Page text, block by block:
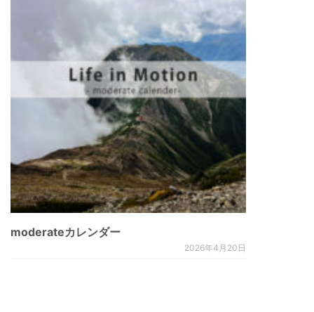
moderateカレンダー
2026年4月20日